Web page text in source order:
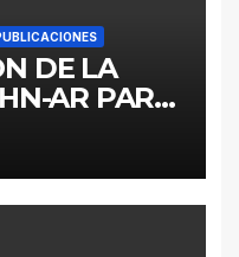
DE LA
AR PARA
EN UN